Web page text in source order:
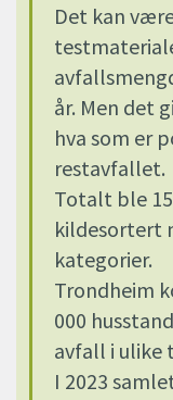
Det kan
år. Men det
hva som er
restavfallet.
Totalt ble
kildesortert
kategorier.
Trondheim
000
avfall i ulike
I 2023